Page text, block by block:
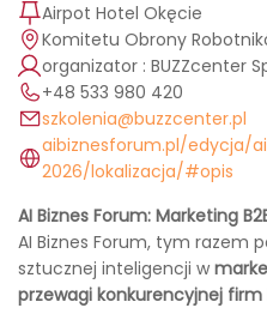
Airpot Hotel Okęcie
Komitetu Obrony
organizator : BUZZcenter
+48 533 980 420
szkolenia@buzzcenter.pl
aibiznesforum.pl/edycja/
2026/lokalizacja/#opis
AI Biznes Forum: Marketing
AI Biznes Forum, tym razem
sztucznej inteligencji w
przewagi konkurencyjnej firm